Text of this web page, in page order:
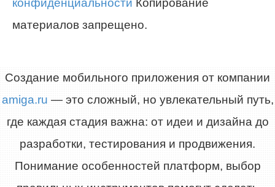
конфиденциальности Копирование
материалов запрещено.
Создание мобильного приложения от компании
amiga.ru — это сложный, но увлекательный путь,
где каждая стадия важна: от идеи и дизайна до
разработки, тестирования и продвижения.
Понимание особенностей платформ, выбор